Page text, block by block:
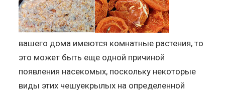
вашего дома имеются комнатные растения, то
это может быть еще одной причиной
появления насекомых, поскольку некоторые
виды этих чешуекрылых на определенной